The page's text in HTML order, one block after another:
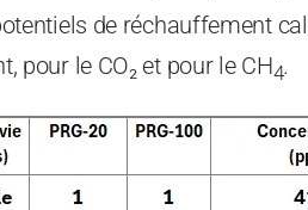
de réchauffement
pour le CO₂ et pour le CH4.